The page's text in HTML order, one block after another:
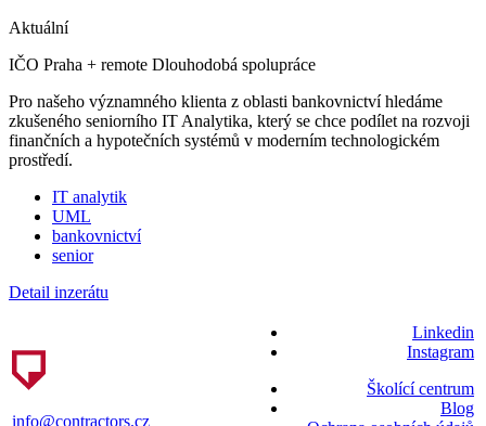
Aktuální
IČO Praha + remote Dlouhodobá spolupráce
Pro našeho významného klienta z oblasti bankovnictví hledáme
zkušeného seniorního IT Analytika, který se chce podílet na rozvoji
finančních a hypotečních systémů v moderním technologickém
prostředí.
IT analytik
UML
bankovnictví
senior
Detail inzerátu
info@contractors.cz
Linkedin
Instagram
Školící centrum
Blog